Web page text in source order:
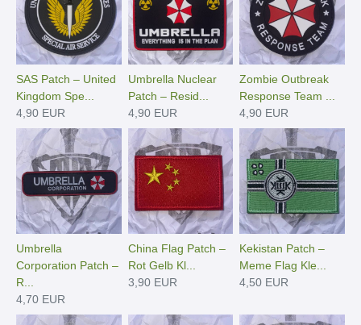
SAS Patch – United
Kingdom Spe...
4,90 EUR
Umbrella Nuclear
Patch – Resid...
4,90 EUR
Zombie Outbreak
Response Team ...
4,90 EUR
Umbrella
Corporation Patch –
R...
4,70 EUR
China Flag Patch –
Rot Gelb Kl...
3,90 EUR
Kekistan Patch –
Meme Flag Kle...
4,50 EUR